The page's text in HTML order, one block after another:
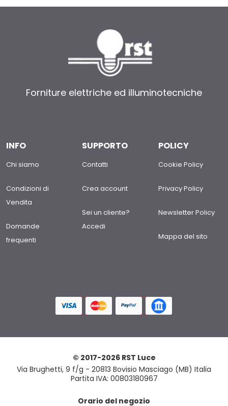
Forniture elettriche ed illuminotecniche
INFO
Chi siamo
Condizioni di
Vendita
Domande
frequenti
SUPPORTO
Contatti
Crea account
Sei un cliente?
Accedi
POLICY
Cookie Policy
Privacy Policy
Newsletter Policy
Mappa del sito
© 2017-2026 RST Luce
Via Brughetti, 9 f/g - 20813 Bovisio Masciago (MB) Italia
Partita IVA: 00803180967
Orario del negozio